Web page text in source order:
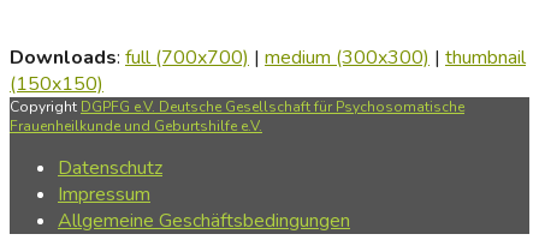
Downloads: full (700x700) | medium (300x300) | thumbnail
(150x150)
Copyright DGPFG e.V. Deutsche Gesellschaft für Psychosomatische
Frauenheilkunde und Geburtshilfe e.V.
Datenschutz
Impressum
Allgemeine Geschäftsbedingungen